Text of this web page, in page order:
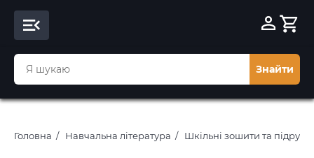
Знайти
Головна Навчальна література Шкільні зошити та